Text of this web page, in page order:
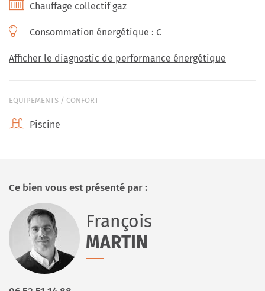
Chauffage collectif gaz
Consommation énergétique : C
Afficher le diagnostic de performance énergétique
EQUIPEMENTS / CONFORT
Piscine
Ce bien vous est présenté par :
François
MARTIN